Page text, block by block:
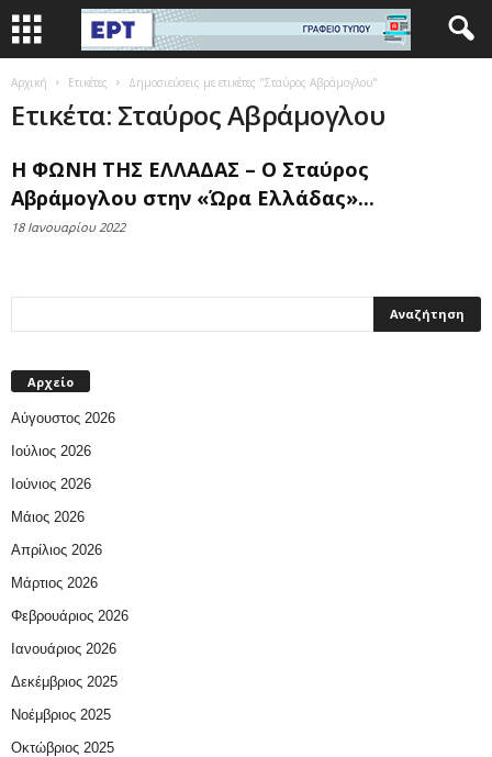
Αρχική Ετικέτες Δημοσιεύσεις με ετικέτες "Σταύρος Αβράμογλου"
Ετικέτα: Σταύρος Αβράμογλου
Η ΦΩΝΗ ΤΗΣ ΕΛΛΑΔΑΣ – Ο Σταύρος
Αβράμογλου στην «Ώρα Ελλάδας»...
18 Ιανουαρίου 2022
Αρχείο
Αύγουστος 2026
Ιούλιος 2026
Ιούνιος 2026
Μάιος 2026
Απρίλιος 2026
Μάρτιος 2026
Φεβρουάριος 2026
Ιανουάριος 2026
Δεκέμβριος 2025
Νοέμβριος 2025
Οκτώβριος 2025